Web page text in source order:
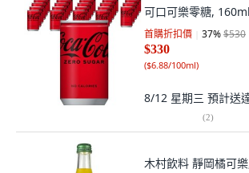
可口可樂零糖,
首購折扣價 37%$530
$330
($6.88/100ml)
8/12 星期三 預計送
(2)
木村飲料 靜岡橘可